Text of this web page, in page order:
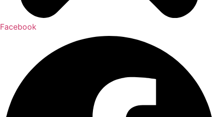
Facebook